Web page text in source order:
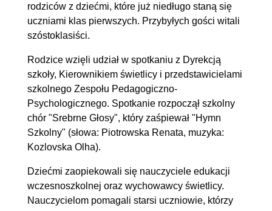
rodziców z dziećmi, które już niedługo staną się
uczniami klas pierwszych. Przybyłych gości witali
szóstoklasiści.
Rodzice wzięli udział w spotkaniu z Dyrekcją
szkoły, Kierownikiem świetlicy i przedstawicielami
szkolnego Zespołu Pedagogiczno-
Psychologicznego. Spotkanie rozpoczął szkolny
chór "Srebrne Głosy", który zaśpiewał "Hymn
Szkolny" (słowa: Piotrowska Renata, muzyka:
Kozlovska Olha).
Dziećmi zaopiekowali się nauczyciele edukacji
wczesnoszkolnej oraz wychowawcy świetlicy.
Nauczycielom pomagali starsi uczniowie, którzy